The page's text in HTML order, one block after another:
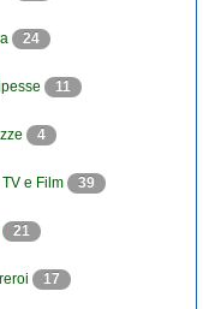
24
11
4
e Film 39
21
17